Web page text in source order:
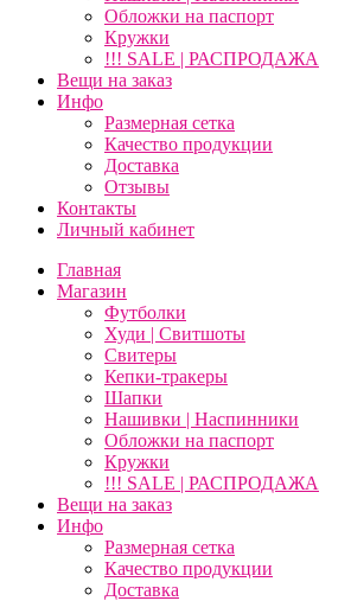
Обложки на паспорт
Кружки
!!! SALE | РАСПРОДАЖА
Вещи на заказ
Инфо
Размерная сетка
Качество продукции
Доставка
Отзывы
Контакты
Личный кабинет
Главная
Магазин
Футболки
Худи | Свитшоты
Свитеры
Кепки-тракеры
Шапки
Нашивки | Наспинники
Обложки на паспорт
Кружки
!!! SALE | РАСПРОДАЖА
Вещи на заказ
Инфо
Размерная сетка
Качество продукции
Доставка